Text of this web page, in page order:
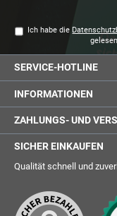
Ich habe die
SERVICE-HOTLINE
INFORMATIONEN
ZAHLUNGS- UND
SICHER EINKAUFEN
Qualität schnell und